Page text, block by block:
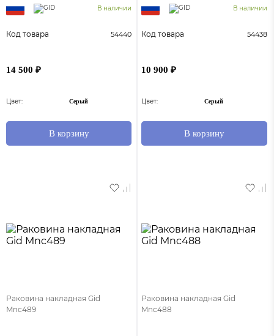
В наличии
Код товара 54440
14 500 ₽
Цвет: Серый
В корзину
В наличии
Код товара 54438
10 900 ₽
Цвет: Серый
В корзину
Раковина накладная Gid
Mnc489
Раковина накладная Gid
Mnc488